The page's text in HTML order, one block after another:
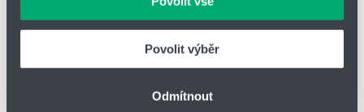
Povolit výběr
Odmítnout